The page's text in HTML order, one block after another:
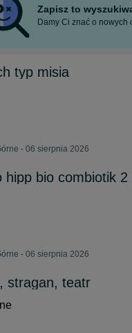
Zapisz to
Damy Ci znać o nowych
typ misia
- 06 sierpnia 2026
hipp bio combiotik 2
- 06 sierpnia 2026
stragan, teatr